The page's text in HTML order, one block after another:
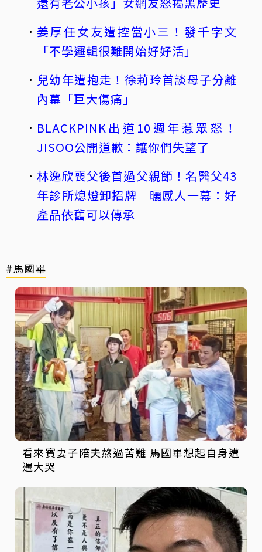
姜厚任女友遭控當小三！發千字文
「不學邏輯很難開始好好活」
兒幼年遭抱走！徐莉玲首談母子分離
內幕「巨大傷痛」
BLACKPINK出道10週年惹眾怒！
JISOO公開道歉：讓你們失望了
林逸欣喪父後首過父親節！名醫父43
年診所熄燈卸招牌 曬感人一幕：好
產品依舊可以傳承
#馬國畢
看來賓妻子陪夫熬過苦難 馬國畢想起自身遭
遇大哭